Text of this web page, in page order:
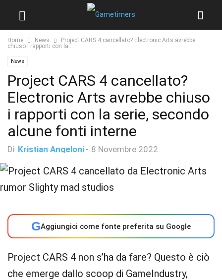
Home News
Project CARS 4 cancellato? Electronic Arts avrebbe
chiuso i rapporti con la...
News
Project CARS 4 cancellato?
Electronic Arts avrebbe chiuso
i rapporti con la serie, secondo
alcune fonti interne
Di Kristian Angeloni - 8 Novembre 2022
GAggiungici come fonte preferita su Google
Project CARS 4 non s’ha da fare? Questo è ciò
che emerge dallo scoop di GameIndustry,